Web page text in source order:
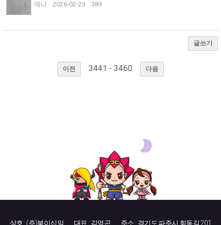
에나
2026-02-23 389
글쓰기
이전 3441 - 3460 다음
상호 : (주)북이십일 대표 : 김영곤 주소 : 경기도 파주시 회동길 201